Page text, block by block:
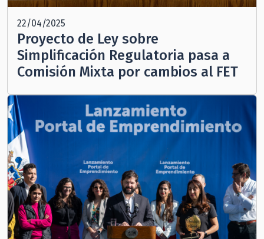
22/04/2025
Proyecto de Ley sobre
Simplificación Regulatoria pasa a
Comisión Mixta por cambios al FET